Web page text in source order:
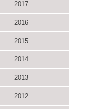
2017
2016
2015
2014
2013
2012